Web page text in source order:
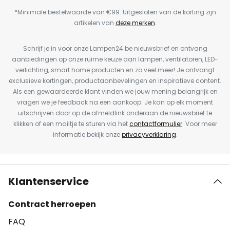
*Minimale bestelwaarde van €99. Uitgesloten van de korting zijn
artikelen van deze merken.
Schrijf je in voor onze Lampen24.be nieuwsbrief en ontvang
aanbiedingen op onze ruime keuze aan lampen, ventilatoren, LED-
verlichting, smart home producten en zo veel meer! Je ontvangt
exclusieve kortingen, productaanbevelingen en inspiratieve content.
Als een gewaardeerde klant vinden we jouw mening belangrijk en
vragen we je feedback na een aankoop. Je kan op elk moment
uitschrijven door op de afmeldlink onderaan de nieuwsbrief te
klikken of een mailtje te sturen via hetcontactformulier. Voor meer
informatie bekijk onzeprivacyverklaring.
Klantenservice
Contract herroepen
FAQ